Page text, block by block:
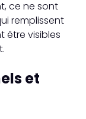
ce ne sont
remplissent
être visibles
et